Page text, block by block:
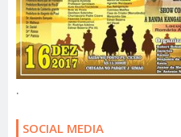
.
SOCIAL MEDIA